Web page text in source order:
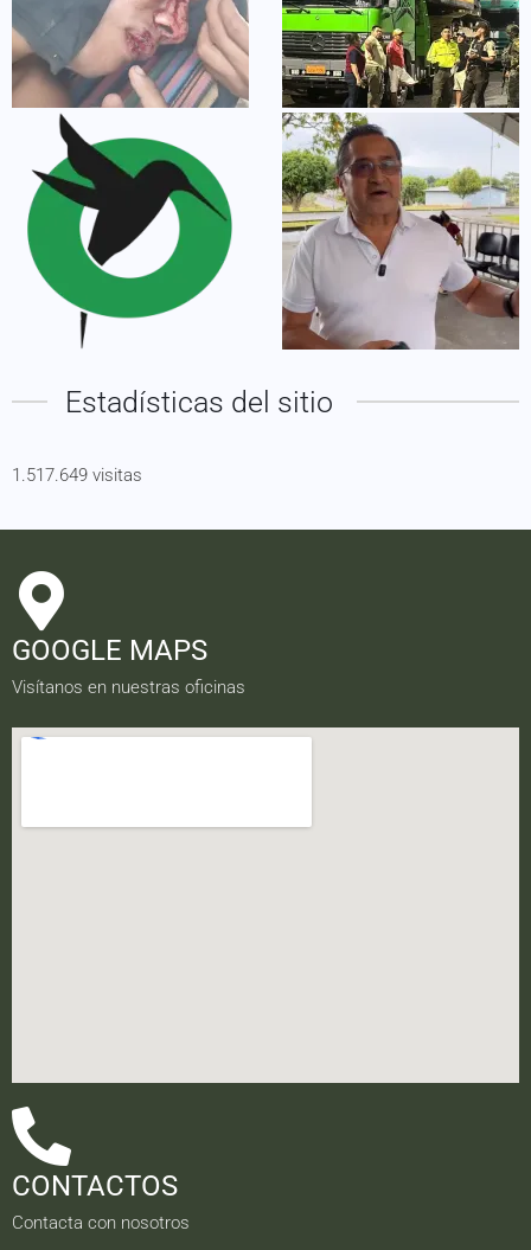
Estadísticas del sitio
1.517.649 visitas
GOOGLE MAPS
Visítanos en nuestras oficinas
CONTACTOS
Contacta con nosotros